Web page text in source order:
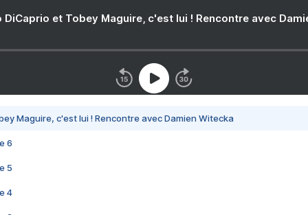
DiCaprio et Tobey Maguire, c'est lui ! Rencontre avec
Maguire, c'est lui ! Rencontre avec Damien Witecka
6
5
4